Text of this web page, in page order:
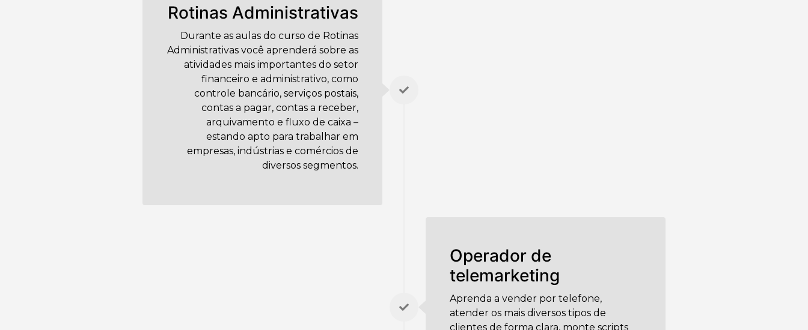
Rotinas Administrativas
Durante as aulas do curso de Rotinas
Administrativas você aprenderá sobre as
atividades mais importantes do setor
financeiro e administrativo, como
controle bancário, serviços postais,
contas a pagar, contas a receber,
arquivamento e fluxo de caixa –
estando apto para trabalhar em
empresas, indústrias e comércios de
diversos segmentos.
Operador de
telemarketing
Aprenda a vender por telefone,
atender os mais diversos tipos de
clientes de forma clara, monte scripts